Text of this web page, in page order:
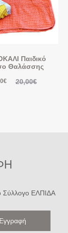
Παιδικό
Θαλάσσης
20,00€
€
Σύλλογο ΕΛΠΙΔΑ